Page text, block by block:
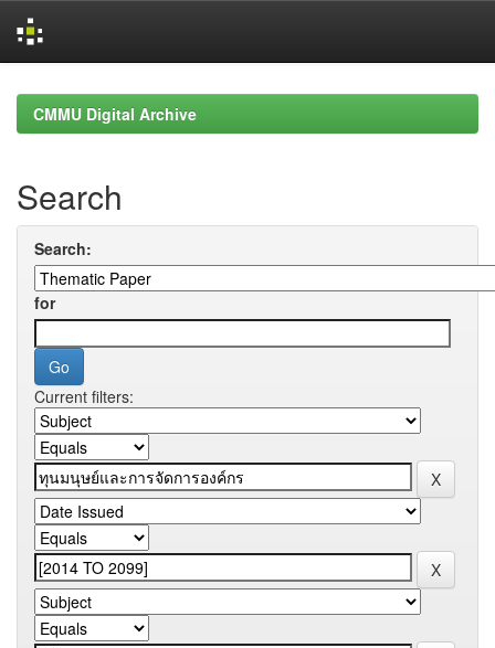
navigationCMMU Digital Archive
Search
Search:
for
Current filters: